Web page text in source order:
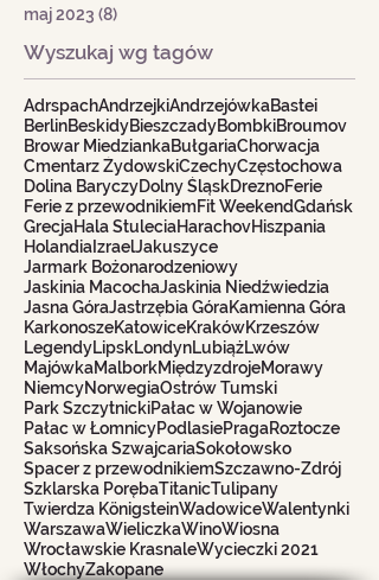
maj 2023 (8)
Wyszukaj wg tagów
AdrspachAndrzejkiAndrzejówkaBastei
BerlinBeskidyBieszczadyBombkiBroumov
Browar MiedziankaBułgariaChorwacja
Cmentarz ŻydowskiCzechyCzęstochowa
Dolina BaryczyDolny ŚląskDreznoFerie
Ferie z przewodnikiemFit WeekendGdańsk
GrecjaHala StuleciaHarachovHiszpania
Holandia IzraelJakuszyce
Jarmark Bożonarodzeniowy
Jaskinia MacochaJaskinia Niedźwiedzia
Jasna GóraJastrzębia GóraKamienna Góra
KarkonoszeKatowiceKrakówKrzeszów
LegendyLipskLondynLubiążLwów
MajówkaMalborkMiędzyzdrojeMorawy
NiemcyNorwegiaOstrów Tumski
Park SzczytnickiPałac w Wojanowie
Pałac w ŁomnicyPodlasiePragaRoztocze
Saksońska SzwajcariaSokołowsko
Spacer z przewodnikiemSzczawno-Zdrój
Szklarska PorębaTitanicTulipany
Twierdza KönigsteinWadowiceWalentynki
WarszawaWieliczkaWinoWiosna
Wrocławskie KrasnaleWycieczki 2021
WłochyZakopane